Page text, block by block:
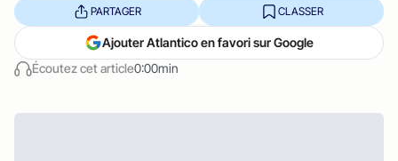
Écoutez cet article0:00min
PARTAGER CLASSER
Ajouter Atlantico en favori sur Google